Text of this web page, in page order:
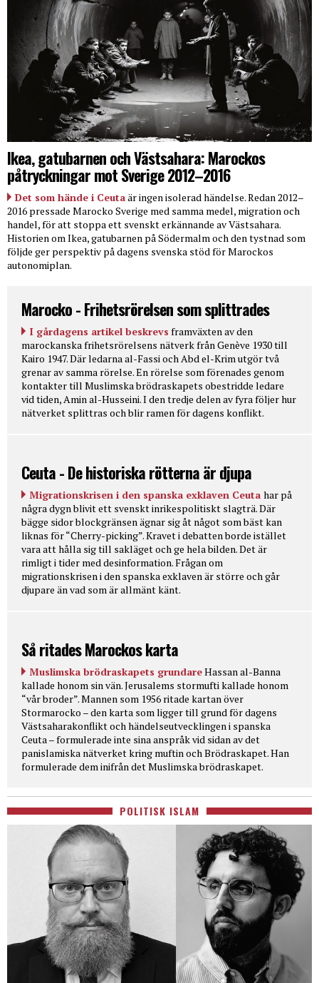
Ikea, gatubarnen och Västsahara: Marockos
påtryckningar mot Sverige 2012–2016
Det som hände i Ceutaär ingen isolerad händelse. Redan 2012–
2016 pressade Marocko Sverige med samma medel, migration och
handel, för att stoppa ett svenskt erkännande av Västsahara.
Historien om Ikea, gatubarnen på Södermalm och den tystnad som
följde ger perspektiv på dagens svenska stöd för Marockos
autonomiplan.
Marocko - Frihetsrörelsen som splittrades
I gårdagens artikel beskrevs framväxten av den
marockanska frihetsrörelsens nätverk från Genève 1930 till
Kairo 1947. Där ledarna al-Fassi och Abd el-Krim utgör två
grenar av samma rörelse. En rörelse som förenades genom
kontakter till Muslimska brödraskapets obestridde ledare
vid tiden, Amin al-Husseini. I den tredje delen av fyra följer hur
nätverket splittras och blir ramen för dagens konflikt.
Ceuta - De historiska rötterna är djupa
Migrationskrisen i den spanska exklaven Ceuta har på
några dygn blivit ett svenskt inrikespolitiskt slagträ. Där
bägge sidor blockgränsen ägnar sig åt något som bäst kan
liknas för “Cherry-picking”. Kravet i debatten borde istället
vara att hålla sig till sakläget och ge hela bilden. Det är
rimligt i tider med desinformation. Frågan om
migrationskrisen i den spanska exklaven är större och går
djupare än vad som är allmänt känt.
Så ritades Marockos karta
Muslimska brödraskapets grundareHassan al-Banna
kallade honom sin vän. Jerusalems stormufti kallade honom
“vår broder”. Mannen som 1956 ritade kartan över
Stormarocko – den karta som ligger till grund för dagens
Västsaharakonflikt och händelseutvecklingen i spanska
Ceuta – formulerade inte sina anspråk vid sidan av det
panislamiska nätverket kring muftin och Brödraskapet. Han
formulerade dem inifrån det Muslimska brödraskapet.
POLITISK ISLAM